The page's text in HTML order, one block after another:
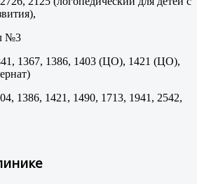
№3
1367, 1386, 1403 (ЦО), 1421 (ЦО),
1386, 1421, 1490, 1713, 1941, 2542,